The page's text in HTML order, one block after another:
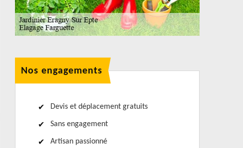
Nos engagements
Devis et déplacement gratuits
Sans engagement
Artisan passionné